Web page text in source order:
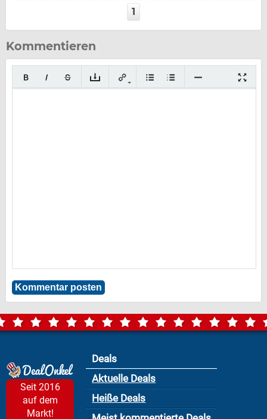
1
Kommentieren
Seit 2016
auf dem
Markt!
Deals
Aktuelle Deals
Heiße Deals